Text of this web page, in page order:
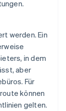
werden. Ein
in dem
aber
Für
können
gelten.